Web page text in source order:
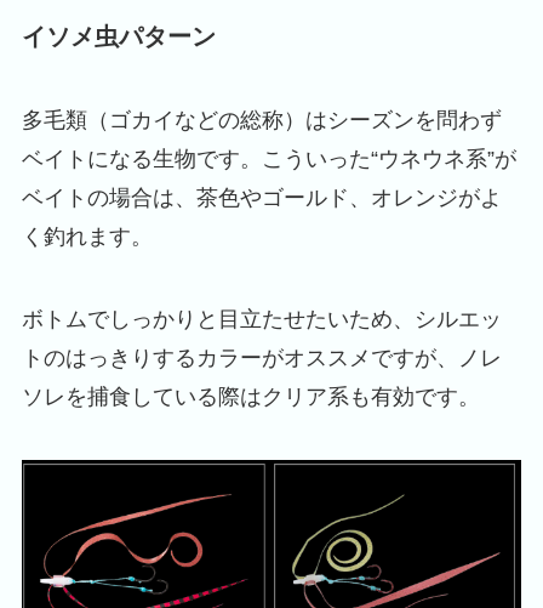
イソメ虫パターン
多毛類（ゴカイなどの総称）はシーズンを問わず
ベイトになる生物です。こういった“ウネウネ系”が
ベイトの場合は、茶色やゴールド、オレンジがよ
く釣れます。
ボトムでしっかりと目立たせたいため、シルエッ
トのはっきりするカラーがオススメですが、ノレ
ソレを捕食している際はクリア系も有効です。